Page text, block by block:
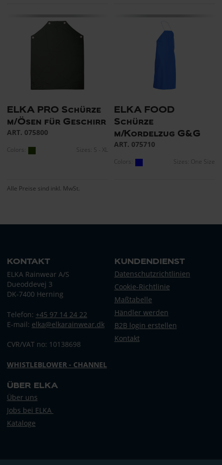
ELKA PRO Schürze
m/Ösen für Geschirr
ART. 075800
Colors: Sizes: S - XL
ELKA FOOD
Schürze
m/Kordelzug G&G
ART. 075710
Colors: Sizes: One Size
Alle Preise sind inkl. MwSt.
KONTAKT
ELKA Rainwear A/S
Dueoddevej 3
DK-7400 Herning
Telefon: +45 97 14 24 22
E-mail: elka@elkarainwear.dk
CVR/VAT no: 10138698
WHISTLEBLOWER - CHANNEL
KUNDENDIENST
Datenschutzrichtlinien
Cookie-Richtlinie
Maßtabelle
Händler werden
B2B login erstellen
Kontakt
ÜBER ELKA
Über uns
Jobs bei ELKA
Kataloge